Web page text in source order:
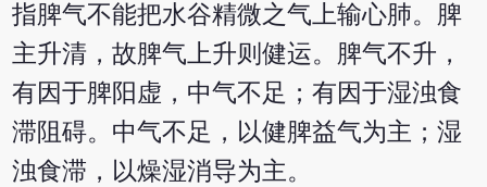
指脾气不能把水谷精微之气上输心肺。脾
主升清，故脾气上升则健运。脾气不升，
有因于脾阳虚，中气不足；有因于湿浊食
滞阻碍。中气不足，以健脾益气为主；湿
浊食滞，以燥湿消导为主。